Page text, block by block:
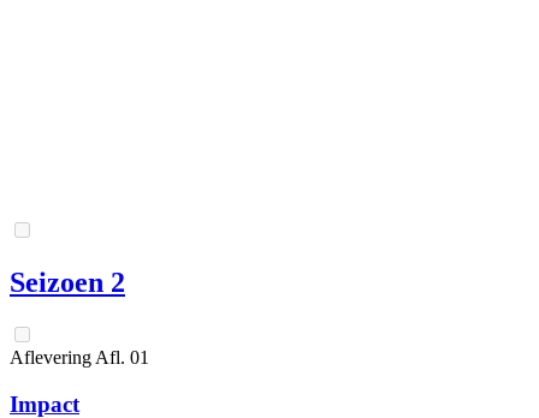
Seizoen 2
Aflevering Afl. 01
Impact